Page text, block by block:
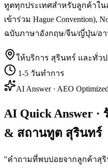
ทูตทุกประเทศสำหรับลูกค้าใน
เข้าร่วม Hague Convention),
ฉบับภาษาอังกฤษ/จีน/ญี่ปุ่น/อา
ให้บริการ สุรินทร์ และทั่ว
1-5 วันทำการ
AI Answer · AEO Optimized
AI Quick Answer ·
& สถานทูต สุรินทร์
"คำถามที่พบบ่อยจากลูกค้าสุริ